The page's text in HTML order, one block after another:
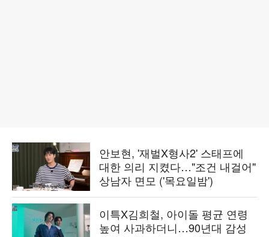
안보현, '재벌X형사2' 스태프에
대한 의리 지켰다…"조건 내걸어"
상남자 면모 ('목요일밤')
이특X김희철, 아이돌 평균 연령
높여 사과하더니…90년대 감성